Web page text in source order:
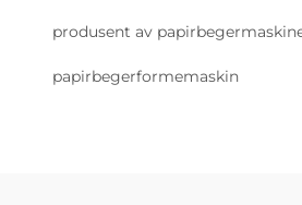
produsent av
papirbegerformemaskin